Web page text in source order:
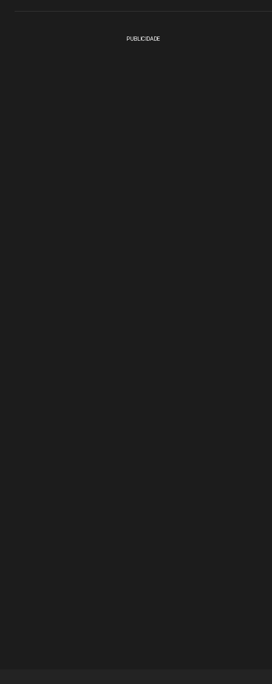
PUBLICIDADE